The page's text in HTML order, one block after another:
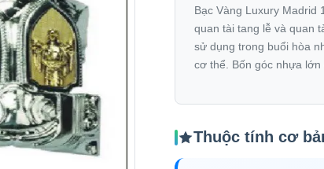
Bạc Vàng Luxury Madrid
quan tài tang lễ và quan
sử dụng trong buổi hòa
cơ thể. Bốn góc nhựa lớn
Thuộc tính cơ